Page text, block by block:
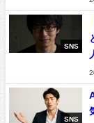
SNS
SNS